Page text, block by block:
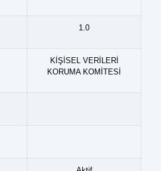
1.0
KİŞİSEL VERİLERİ
KORUMA KOMİTESİ